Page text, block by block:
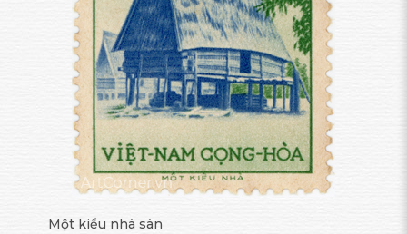
Một kiểu nhà sàn